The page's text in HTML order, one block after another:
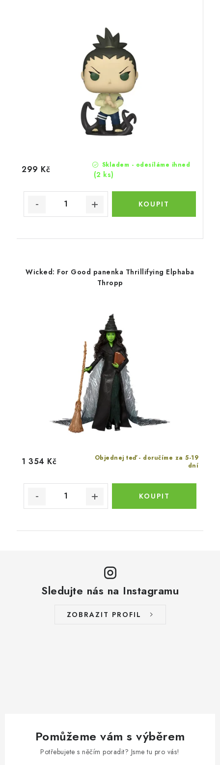
Skladem - odesíláme ihned
(2 ks)
299 Kč
Wicked: For Good panenka Thrillifying Elphaba
Thropp
Objednej teď - doručíme za 5-19
dní
1 354 Kč
Sledujte nás na Instagramu
ZOBRAZIT PROFIL
Pomůžeme vám s výběrem
Potřebujete s něčím poradit? Jsme tu pro vás!